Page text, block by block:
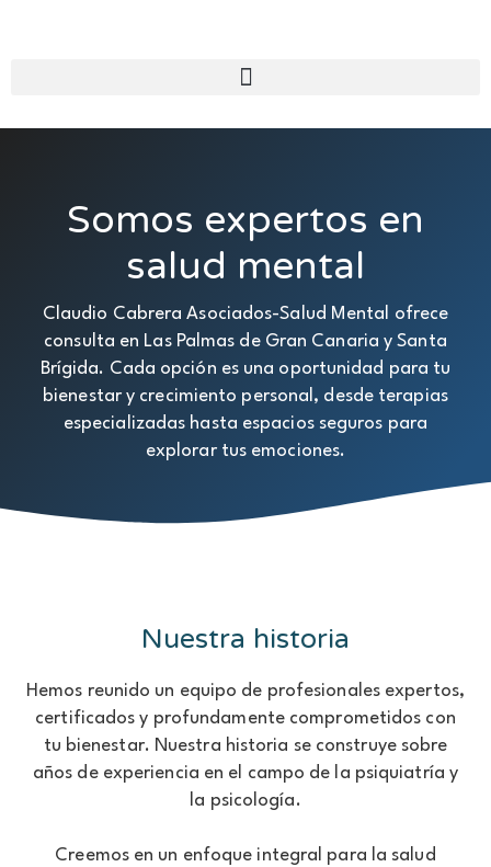
Somos expertos en
salud mental
Claudio Cabrera Asociados-Salud Mental ofrece
consulta en Las Palmas de Gran Canaria y Santa
Brígida. Cada opción es una oportunidad para tu
bienestar y crecimiento personal, desde terapias
especializadas hasta espacios seguros para
explorar tus emociones.
Nuestra historia
Hemos reunido un equipo de profesionales expertos,
certificados y profundamente comprometidos con
tu bienestar. Nuestra historia se construye sobre
años de experiencia en el campo de la psiquiatría y
la psicología.
Creemos en un enfoque integral para la salud